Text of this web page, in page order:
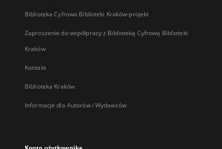
Biblioteka Cyfrowa Biblioteki Kraków-projekt
Zaproszenie do współpracy z Biblioteką Cyfrową Biblioteki
Kraków
Kontakt
Biblioteka Kraków
Informacje dla Autorów i Wydawców